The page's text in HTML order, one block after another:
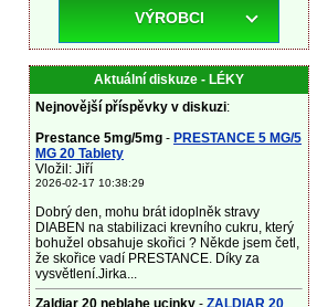
VÝROBCI
Aktuální diskuze - LÉKY
Nejnovější příspěvky v diskuzi:
Prestance 5mg/5mg - PRESTANCE 5 MG/5
MG 20 Tablety
Vložil: Jiří
2026-02-17 10:38:29
Dobrý den, mohu brát idoplněk stravy
DIABEN na stabilizaci krevního cukru, který
bohužel obsahuje skořici ? Někde jsem četl,
že skořice vadí PRESTANCE. Díky za
vysvětlení.Jirka...
Zaldiar 20 neblahe ucinky - ZALDIAR 20